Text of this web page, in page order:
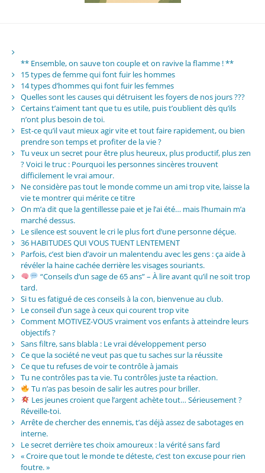
** Ensemble, on sauve ton couple et on ravive la flamme ! **
15 types de femme qui font fuir les hommes
14 types d’hommes qui font fuir les femmes
Quelles sont les causes qui détruisent les foyers de nos jours ???
Certains t’aiment tant que tu es utile, puis t’oublient dès qu’ils
n’ont plus besoin de toi.
Est-ce qu’il vaut mieux agir vite et tout faire rapidement, ou bien
prendre son temps et profiter de la vie ?
Tu veux un secret pour être plus heureux, plus productif, plus zen
? Voici le truc : Pourquoi les personnes sincères trouvent
difficilement le vrai amour.
Ne considère pas tout le monde comme un ami trop vite, laisse la
vie te montrer qui mérite ce titre
On m’a dit que la gentillesse paie et je l’ai été… mais l’humain m’a
marché dessus.
Le silence est souvent le cri le plus fort d’une personne déçue.
36 HABITUDES QUI VOUS TUENT LENTEMENT
Parfois, c’est bien d’avoir un malentendu avec les gens : ça aide à
révéler la haine cachée derrière les visages souriants.
“Conseils d’un sage de 65 ans” – À lire avant qu’il ne soit trop
tard.
Si tu es fatigué de ces conseils à la con, bienvenue au club.
Le conseil d’un sage à ceux qui courent trop vite
Comment MOTIVEZ-VOUS vraiment vos enfants à atteindre leurs
objectifs ?
Sans filtre, sans blabla : Le vrai développement perso
Ce que la société ne veut pas que tu saches sur la réussite
Ce que tu refuses de voir te contrôle à jamais
Tu ne contrôles pas ta vie. Tu contrôles juste ta réaction.
Tu n’as pas besoin de salir les autres pour briller.
Les jeunes croient que l’argent achète tout… Sérieusement ?
Réveille-toi.
Arrête de chercher des ennemis, t’as déjà assez de sabotages en
interne.
Le secret derrière tes choix amoureux : la vérité sans fard
« Croire que tout le monde te déteste, c’est ton excuse pour rien
foutre. »